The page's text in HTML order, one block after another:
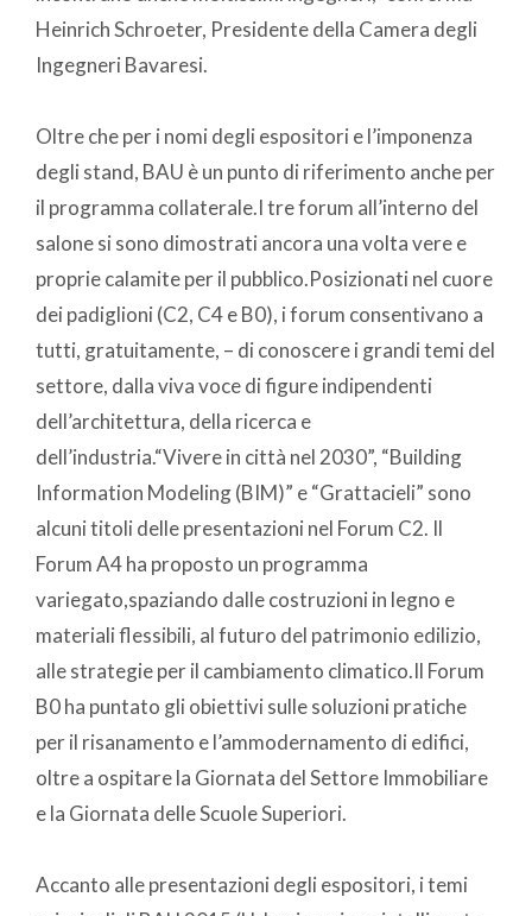
Heinrich Schroeter, Presidente della Camera degli
Ingegneri Bavaresi.
Oltre che per i nomi degli espositori e l’imponenza
degli stand, BAU è un punto di riferimento anche per
il programma collaterale.I tre forum all’interno del
salone si sono dimostrati ancora una volta vere e
proprie calamite per il pubblico.Posizionati nel cuore
dei padiglioni (C2, C4 e B0), i forum consentivano a
tutti, gratuitamente, – di conoscere i grandi temi del
settore, dalla viva voce di figure indipendenti
dell’architettura, della ricerca e
dell’industria.“Vivere in città nel 2030”, “Building
Information Modeling (BIM)” e “Grattacieli” sono
alcuni titoli delle presentazioni nel Forum C2. Il
Forum A4 ha proposto un programma
variegato,spaziando dalle costruzioni in legno e
materiali flessibili, al futuro del patrimonio edilizio,
alle strategie per il cambiamento climatico.Il Forum
B0 ha puntato gli obiettivi sulle soluzioni pratiche
per il risanamento e l’ammodernamento di edifici,
oltre a ospitare la Giornata del Settore Immobiliare
e la Giornata delle Scuole Superiori.
Accanto alle presentazioni degli espositori, i temi